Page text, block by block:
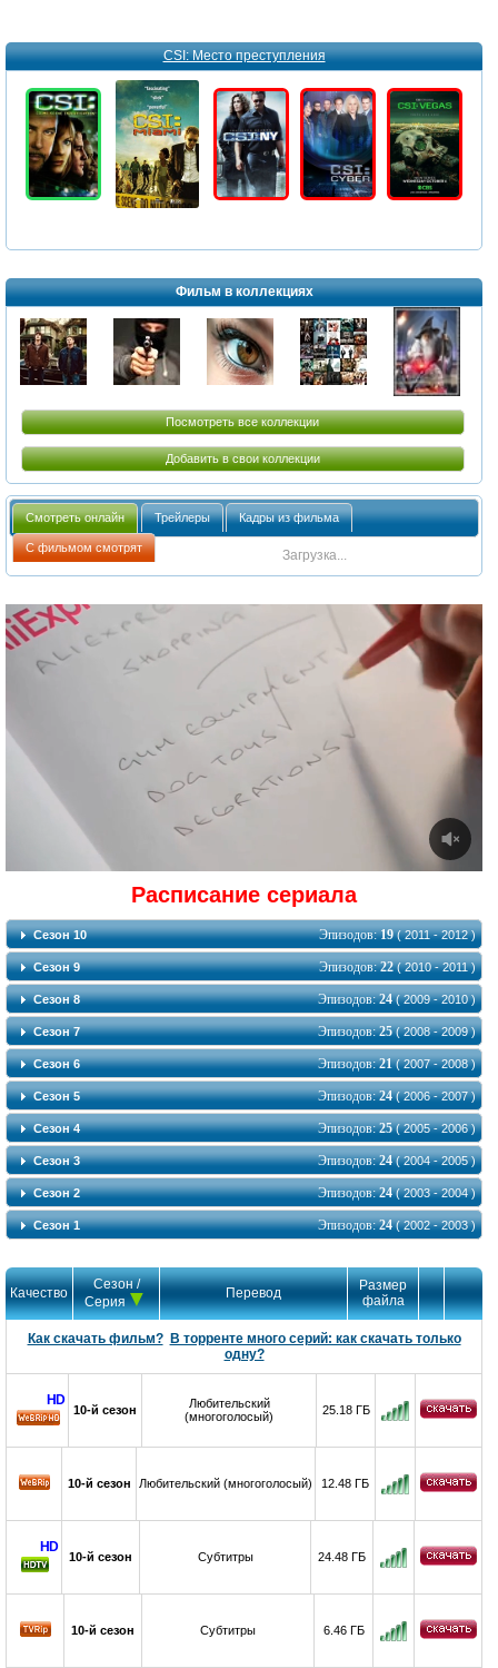
CSI: Место преступления
Фильм в коллекциях
Посмотреть все коллекции
Добавить в свои коллекции
Смотреть онлайн Трейлеры Кадры из фильма
С фильмом смотрят Загрузка...
Расписание сериала
Сезон 10 Эпизодов:19( 2011 - 2012 )
Сезон 9 Эпизодов:22( 2010 - 2011 )
Сезон 8 Эпизодов:24( 2009 - 2010 )
Сезон 7 Эпизодов:25( 2008 - 2009 )
Сезон 6 Эпизодов:21( 2007 - 2008 )
Сезон 5 Эпизодов:24( 2006 - 2007 )
Сезон 4 Эпизодов:25( 2005 - 2006 )
Сезон 3 Эпизодов:24( 2004 - 2005 )
Сезон 2 Эпизодов:24( 2003 - 2004 )
Сезон 1 Эпизодов:24( 2002 - 2003 )
Качество
Сезон /
Серия
Перевод
Размер
файла
Как скачать фильм?
В торренте много серий: как скачать только
одну?
HD
10-й сезон
Любительский
(многоголосый)
25.18 ГБ
10-й сезон Любительский (многоголосый) 12.48 ГБ
HD
10-й сезон Субтитры 24.48 ГБ
10-й сезон Субтитры 6.46 ГБ